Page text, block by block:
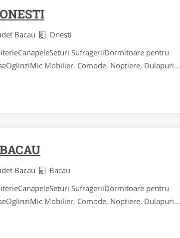
Bacau
Onesti
SufrageriiDormitoare pentru
Mobilier, Comode, Noptiere, Dulapuri...
Bacau
Bacau
SufrageriiDormitoare pentru
Mobilier, Comode, Noptiere, Dulapuri...